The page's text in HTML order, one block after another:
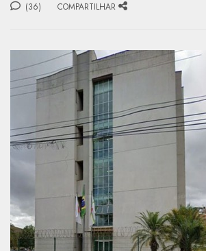
(36) COMPARTILHAR